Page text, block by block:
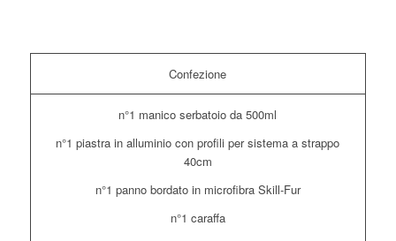
Confezione
n°1 manico serbatoio da 500ml
n°1 piastra in alluminio con profili per sistema a strappo
40cm
n°1 panno bordato in microfibra Skill-Fur
n°1 caraffa